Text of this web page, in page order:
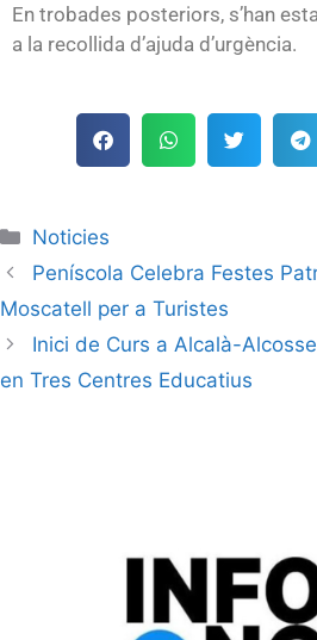
En trobades posteriors, s’han
a la recollida d’ajuda d’urgència.
Noticies
Peníscola Celebra Festes
Moscatell per a Turistes
Inici de Curs a Alcalà-
en Tres Centres Educatius